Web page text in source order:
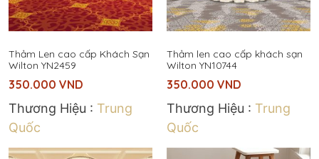
Thảm Len cao cấp Khách Sạn
Wilton YN2459
350.000 VND
Thương Hiệu : Trung
Quốc
Thảm len cao cấp khách sạn
Wilton YN10744
350.000 VND
Thương Hiệu : Trung
Quốc